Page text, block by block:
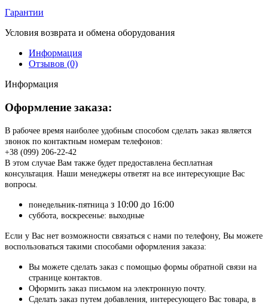
Гарантии
Условия возврата и обмена оборудования
Информация
Отзывов (0)
Информация
Оформление заказа:
В рабочее время наиболее удобным способом сделать заказ является
звонок по контактным номерам телефонов:
+38 (099) 206-22-42
В этом случае Вам также будет предоставлена бесплатная
консультация. Наши менеджеры ответят на все интересующие Вас
вопросы.
понедельник-пятница з 10:00 до 16:00
суббота, воскресенье: выходные
Если у Вас нет возможности связаться с нами по телефону, Вы можете
воспользоваться такими способами оформления заказа:
Вы можете сделать заказ с помощью формы обратной связи на
странице контактов.
Оформить заказ письмом на электронную почту.
Сделать заказ путем добавления, интересующего Вас товара, в